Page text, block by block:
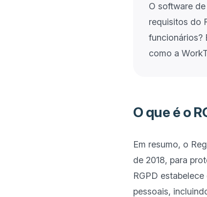
O software
requisitos do
funcionários?
O que é o
Em resumo, o
de 2018, para
RGPD
pessoais,